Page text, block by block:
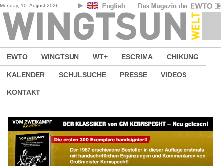
Monday, 10. August 2026
EWTO WINGTSUN WT+ ESCRIMA CHIKUNG
KALENDER SCHULSUCHE PRESSE VIDEOS
KONTAKT